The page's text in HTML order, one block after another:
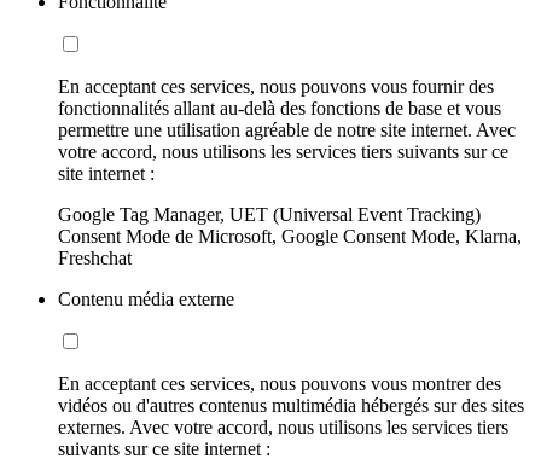
En acceptant ces services, nous pouvons vous fournir des
fonctionnalités allant au-delà des fonctions de base et vous
permettre une utilisation agréable de notre site internet. Avec
votre accord, nous utilisons les services tiers suivants sur ce
site internet :
Google Tag Manager, UET (Universal Event Tracking)
Consent Mode de Microsoft, Google Consent Mode, Klarna,
Freshchat
Contenu média externe
En acceptant ces services, nous pouvons vous montrer des
vidéos ou d'autres contenus multimédia hébergés sur des sites
externes. Avec votre accord, nous utilisons les services tiers
suivants sur ce site internet :